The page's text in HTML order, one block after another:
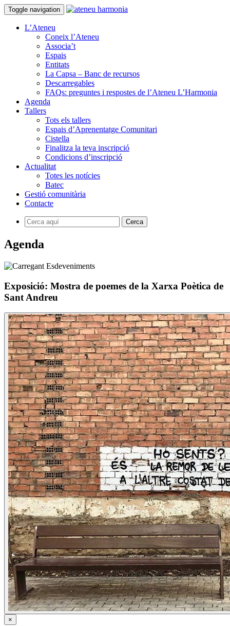
Toggle navigation
L’Ateneu
Coneix l’Ateneu
Associa’t
Espais
Entitats
La Capsa – Banc de recursos
Descarregables
FAQs: preguntes i respostes de l’Ateneu L’Harmonia
Agenda
Tallers
Tots els tallers
Espais d’Aprenentatge Comunitari
Cistella
Finalitza la teva inscripció
Condicions d’inscripció
Actualitat
Totes les notícies
Batec
Gestió comunitària
Contacte
Agenda
Exposició: Mostra de poemes de la Xarxa Poètica de
Sant Andreu
×